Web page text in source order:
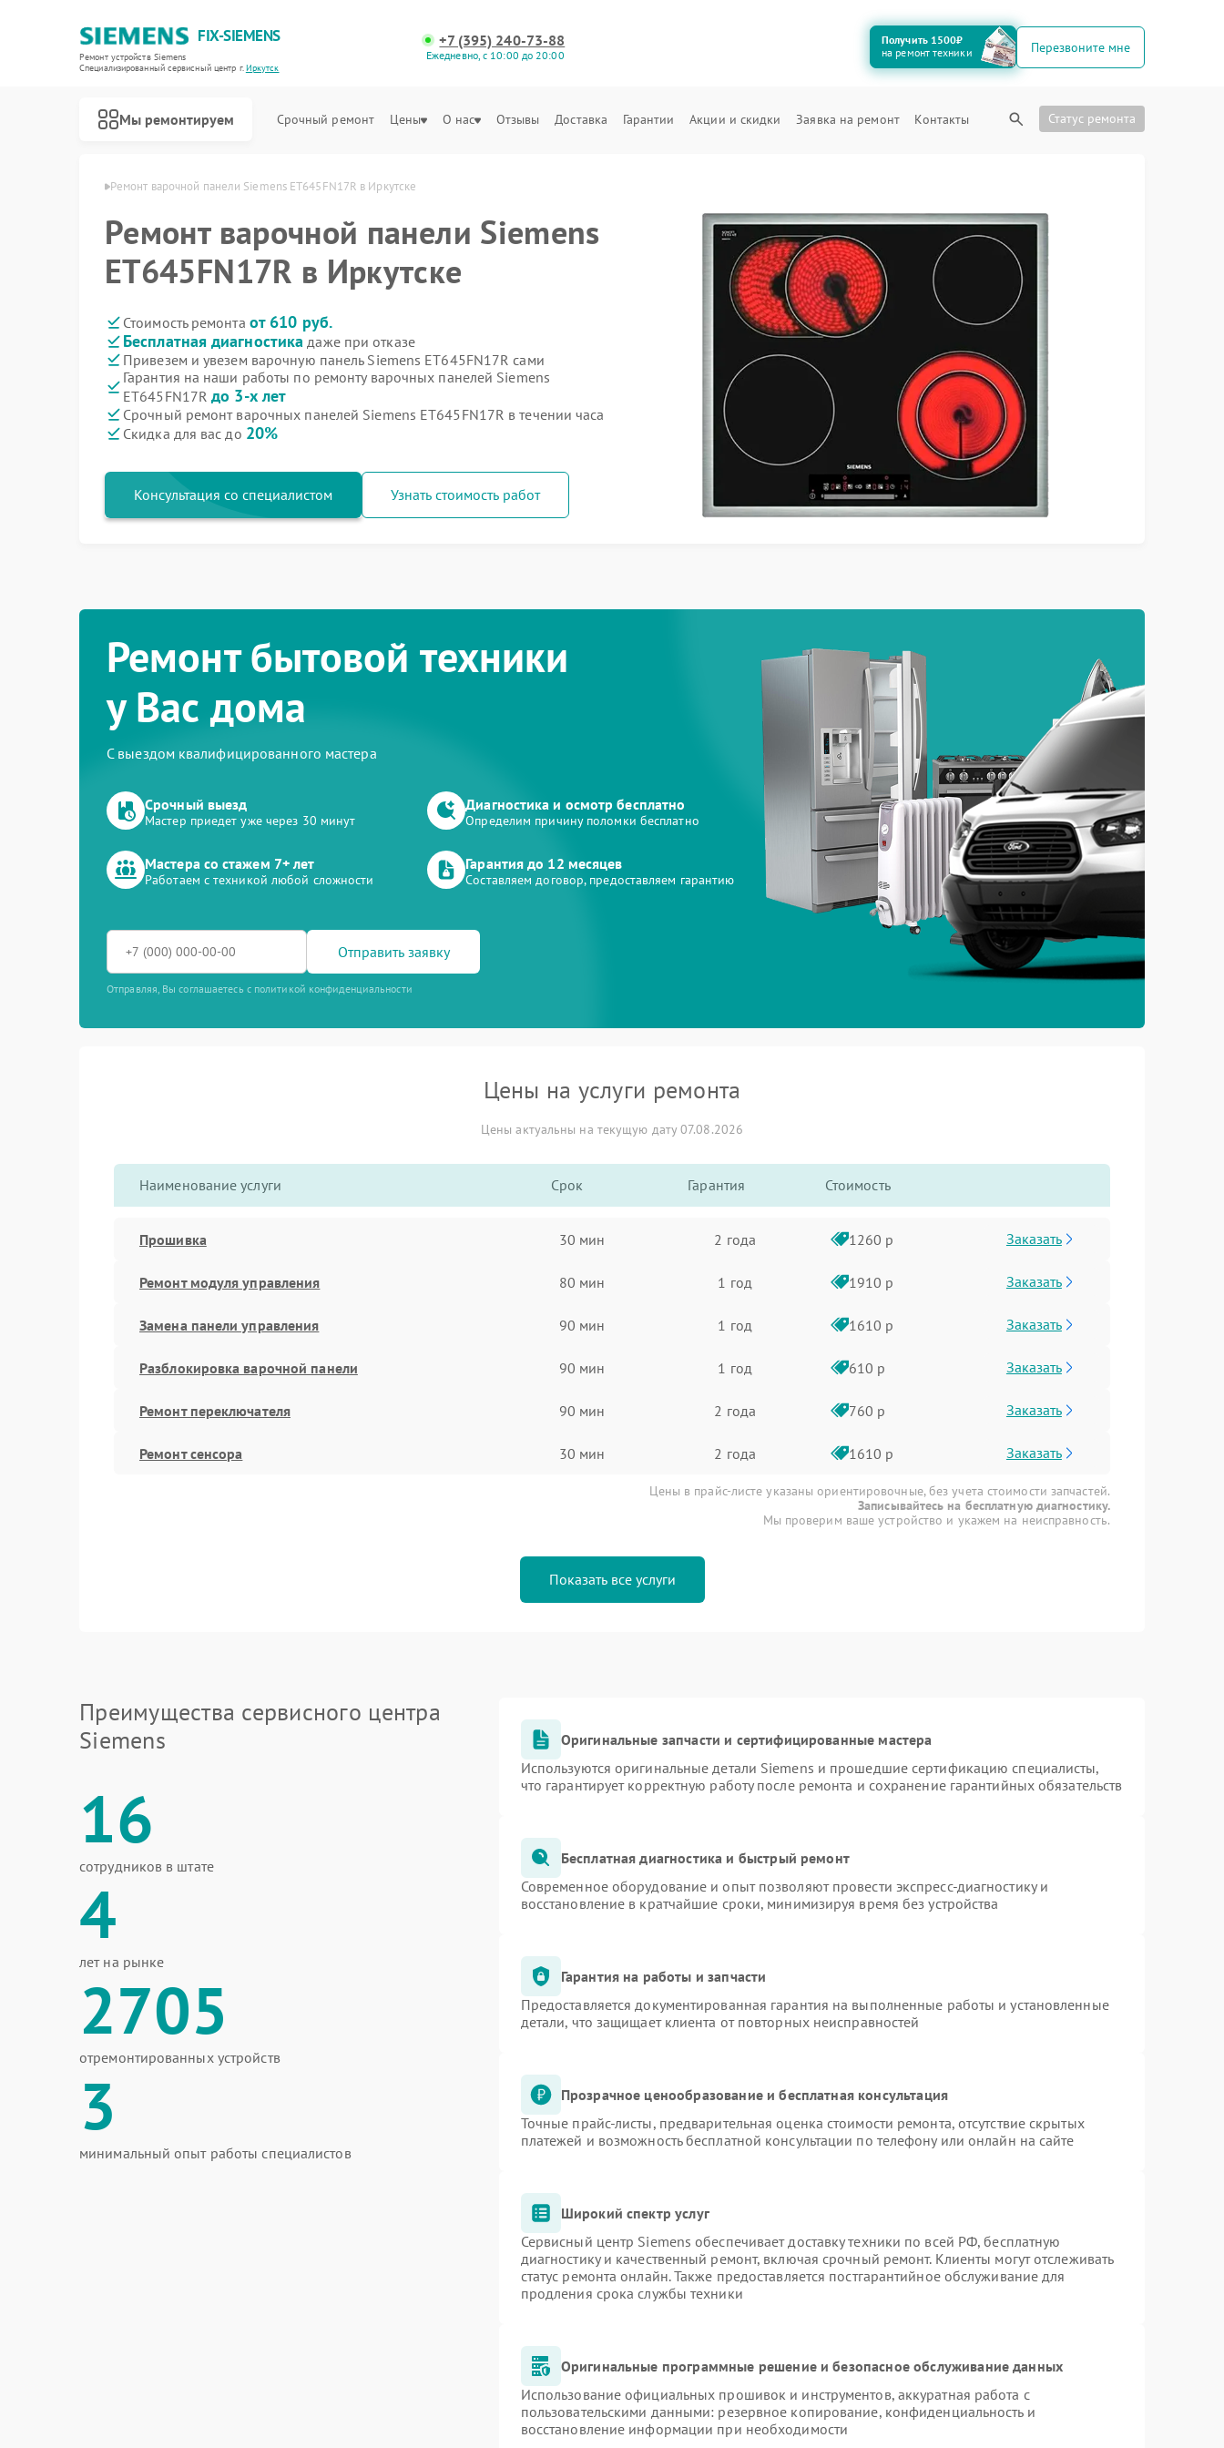
FIX-SIEMENS
Ремонт устройств Siemens
Специализированный cервисный центр г.Иркутск
+7 (395) 240-73-88
Ежедневно, с 10:00 до 20:00
Получить 1500₽
на ремонт техники
Перезвоните мне
Мы ремонтируем Срочный ремонт Цены О нас Отзывы Доставка Гарантии Акции и скидки Заявка на ремонт Контакты Статус ремонта
Ремонт варочной панели Siemens ET645FN17R в Иркутске
Ремонт варочной панели Siemens
ET645FN17R в Иркутске
Стоимость ремонта от 610 руб.
Бесплатная диагностика даже при отказе
Привезем и увезем варочную панель Siemens ET645FN17R сами
Гарантия на наши работы по ремонту варочных панелей Siemens
ET645FN17Rдо 3-х лет
Срочный ремонт варочных панелей Siemens ET645FN17R в течении часа
Скидка для вас до 20%
Консультация со специалистом Узнать стоимость работ
Ремонт бытовой техники
у Вас дома
С выездом квалифицированного мастера
Срочный выезд
Мастер приедет уже через 30 минут
Диагностика и осмотр бесплатно
Определим причину поломки бесплатно
Мастера со стажем 7+ лет
Работаем с техникой любой сложности
Гарантия до 12 месяцев
Составляем договор, предоставляем гарантию
Отправить заявку
Отправляя, Вы соглашаетесь с политикой конфиденциальности
Цены на услуги ремонта
Цены актуальны на текущую дату 07.08.2026
Наименование услуги Срок Гарантия Стоимость
Прошивка 30 мин 2 года 1260 р Заказать
Ремонт модуля управления 80 мин 1 год 1910 р Заказать
Замена панели управления 90 мин 1 год 1610 р Заказать
Разблокировка варочной панели 90 мин 1 год 610 р Заказать
Ремонт переключателя 90 мин 2 года 760 р Заказать
Ремонт сенсора 30 мин 2 года 1610 р Заказать
Цены в прайс-листе указаны ориентировочные, без учета стоимости запчастей.
Записывайтесь на бесплатную диагностику.
Мы проверим ваше устройство и укажем на неисправность.
Показать все услуги
Преимущества сервисного центра
Siemens
16
сотрудников в штате
4
лет на рынке
2705
отремонтированных устройств
3
минимальный опыт работы специалистов
Оригинальные запчасти и сертифицированные мастера
Используются оригинальные детали Siemens и прошедшие сертификацию специалисты,
что гарантирует корректную работу после ремонта и сохранение гарантийных обязательств
Бесплатная диагностика и быстрый ремонт
Современное оборудование и опыт позволяют провести экспресс-диагностику и
восстановление в кратчайшие сроки, минимизируя время без устройства
Гарантия на работы и запчасти
Предоставляется документированная гарантия на выполненные работы и установленные
детали, что защищает клиента от повторных неисправностей
Прозрачное ценообразование и бесплатная консультация
Точные прайс-листы, предварительная оценка стоимости ремонта, отсутствие скрытых
платежей и возможность бесплатной консультации по телефону или онлайн на сайте
Широкий спектр услуг
Сервисный центр Siemens обеспечивает доставку техники по всей РФ, бесплатную
диагностику и качественный ремонт, включая срочный ремонт. Клиенты могут отслеживать
статус ремонта онлайн. Также предоставляется постгарантийное обслуживание для
продления срока службы техники
Оригинальные программные решение и безопасное обслуживание данных
Использование официальных прошивок и инструментов, аккуратная работа с
пользовательскими данными: резервное копирование, конфиденциальность и
восстановление информации при необходимости